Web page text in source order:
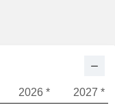
2026 *
2027 *